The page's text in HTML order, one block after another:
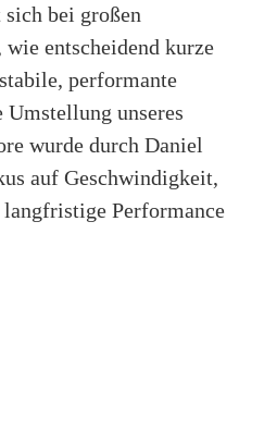
bei großen
entscheidend kurze
performante
unseres
wurde durch Daniel
auf Geschwindigkeit,
Performance